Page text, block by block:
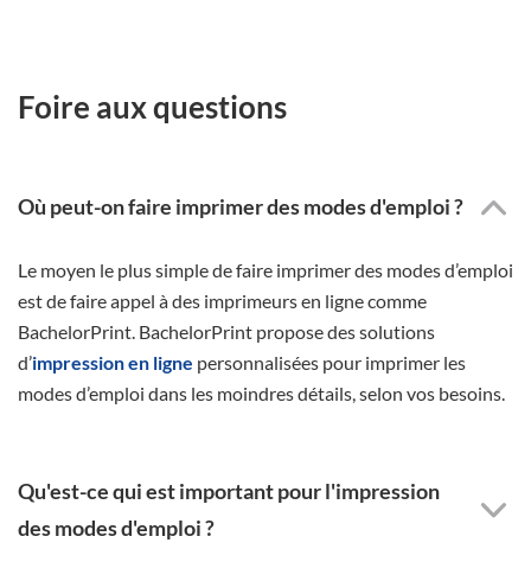
Foire aux questions
Où peut-on faire imprimer des modes d'emploi ?
Le moyen le plus simple de faire imprimer des modes d’emploi
est de faire appel à des imprimeurs en ligne comme
BachelorPrint. BachelorPrint propose des solutions
d’impression en ligne personnalisées pour imprimer les
modes d’emploi dans les moindres détails, selon vos besoins.
Qu'est-ce qui est important pour l'impression
des modes d'emploi ?